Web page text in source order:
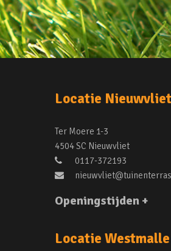
Locatie Nieuwvliet
Ter Moere 1-3
4504 SC Nieuwvliet
0117-372193
Openingstijden +
Locatie Westmalle